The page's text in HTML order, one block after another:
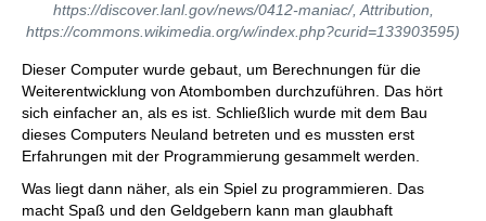
https://discover.lanl.gov/news/0412-maniac/, Attribution,
https://commons.wikimedia.org/w/index.php?curid=133903595)
Dieser Computer wurde gebaut, um Berechnungen für die
Weiterentwicklung von Atombomben durchzuführen. Das hört
sich einfacher an, als es ist. Schließlich wurde mit dem Bau
dieses Computers Neuland betreten und es mussten erst
Erfahrungen mit der Programmierung gesammelt werden.
Was liegt dann näher, als ein Spiel zu programmieren. Das
macht Spaß und den Geldgebern kann man glaubhaft